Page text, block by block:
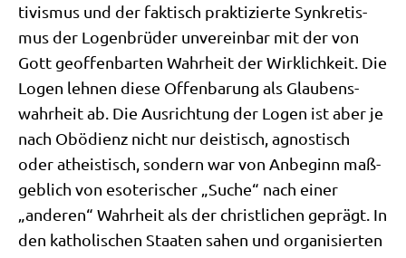
ti­vis­mus und der fak­tisch prak­ti­zier­te Syn­kre­tis­
mus der Logen­brü­der unver­ein­bar mit der von
Gott geof­fen­bar­ten Wahr­heit der Wirk­lich­keit. Die
Logen leh­nen die­se Offen­ba­rung als Glau­bens­
wahr­heit ab. Die Aus­rich­tung der Logen ist aber je
nach Obö­di­enz nicht nur dei­stisch, agno­stisch
oder athe­istisch, son­dern war von Anbe­ginn maß­
geb­lich von eso­te­ri­scher „Suche“ nach einer
„ande­ren“ Wahr­heit als der christ­li­chen geprägt. In
den katho­li­schen Staa­ten sahen und orga­ni­sier­ten